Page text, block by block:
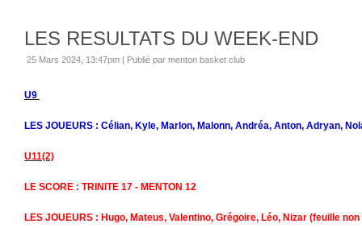
LES RESULTATS DU WEEK-END
25 Mars 2024, 13:47pm | Publié par menton basket club
U9
LES JOUEURS : Célian, Kyle, Marlon, Malonn, Andréa, Anton, Adryan,
U11(2)
LE SCORE : TRINITE 17 - MENTON 12
LES JOUEURS : Hugo, Mateus, Valentino, Grégoire, Léo, Nizar (feuille